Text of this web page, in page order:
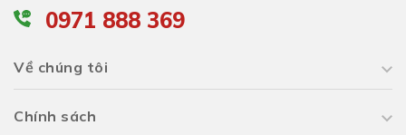
0971 888 369
Về chúng tôi
Chính sách